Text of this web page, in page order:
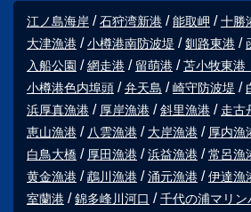
江ノ島海岸 石狩湾新港 能取岬 十勝
大津漁港
小樽港南防波堤 釧路東港
入船公園
網走港 留萌港
苫小牧東港
小樽港色内埠頭
弁天島 崎守防波堤
浜厚真漁港
厚岸漁港 斜里漁港 走古
恵山漁港
八雲漁港 大岸漁港 厚内漁
白鳥大橋
厚田漁港 浜益漁港 常呂漁
黄金漁港
鵡川漁港 涌元漁港 伊達漁
室蘭港
錦多峰川河口
千代の浦マリン